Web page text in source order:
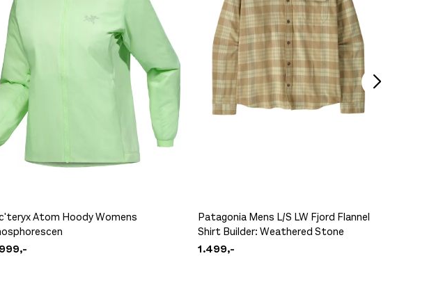
Atom Hoody Womens
Patagonia Mens L/S LW Fjord Flannel
Shirt Builder: Weathered Stone
1.499,-